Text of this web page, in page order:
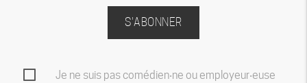
S'ABONNER
Je ne suis pas comédien‧ne ou employeur‧euse